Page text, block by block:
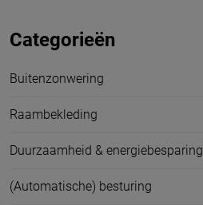
Categorieën
Buitenzonwering
Raambekleding
Duurzaamheid & energiebesparing
(Automatische) besturing